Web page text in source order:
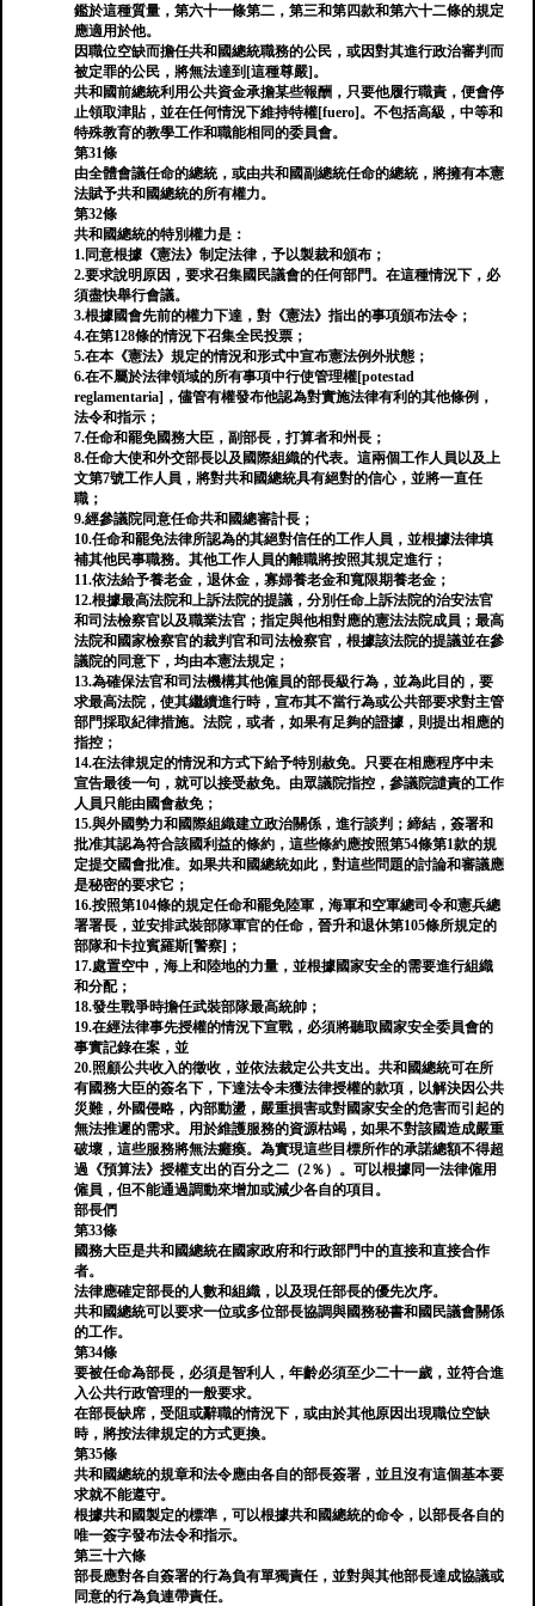
鑑於這種質量，第六十一條第二，第三和第四款和第六十二條的規定
應適用於他。
因職位空缺而擔任共和國總統職務的公民，或因對其進行政治審判而
被定罪的公民，將無法達到[這種尊嚴]。
共和國前總統利用公共資金承擔某些報酬，只要他履行職責，便會停
止領取津貼，並在任何情況下維持特權[fuero]。不包括高級，中等和
特殊教育的教學工作和職能相同的委員會。
第31條
由全體會議任命的總統，或由共和國副總統任命的總統，將擁有本憲
法賦予共和國總統的所有權力。
第32條
共和國總統的特別權力是：
1.同意根據《憲法》制定法律，予以製裁和頒布；
2.要求說明原​​因，要求召集國民議會的任何部門。在這種情況下，必
須盡快舉行會議。
3.根據國會先前的權力下達，對《憲法》指出的事項頒布法令；
4.在第128條的情況下召集全民投票；
5.在本《憲法》規定的情況和形式中宣布憲法例外狀態；
6.在不屬於法律領域的所有事項中行使管理權[potestad
reglamentaria]，儘管有權發布他認為對實施法律有利的其他條例，
法令和指示；
7.任命和罷免國務大臣，副部長，打算者和州長；
8.任命大使和外交部長以及國際組織的代表。這兩個工作人員以及上
文第7號工作人員，將對共和國總統具有絕對的信心，並將一直任
職；
9.經參議院同意任命共和國總審計長；
10.任命和罷免法律所認為的其絕對信任的工作人員，並根據法律填
補其他民事職務。其他工作人員的離職將按照其規定進行；
11.依法給予養老金，退休金，寡婦養老金和寬限期養老金；
12.根據最高法院和上訴法院的提議，分別任命上訴法院的治安法官
和司法檢察官以及職業法官；指定與他相對應的憲法法院成員；最高
法院和國家檢察官的裁判官和司法檢察官，根據該法院的提議並在參
議院的同意下，均由本憲法規定；
13.為確保法官和司法機構其他僱員的部長級行為，並為此目的，要
求最高法院，使其繼續進行時，宣布其不當行為或公共部要求對主管
部門採取紀律措施。法院，或者，如果有足夠的證據，則提出相應的
指控；
14.在法律規定的情況和方式下給予特別赦免。只要在相應程序中未
宣告最後一句，就可以接受赦免。由眾議院指控，參議院譴責的工作
人員只能由國會赦免；
15.與外國勢力和國際組織建立政治關係，進行談判；締結，簽署和
批准其認為符合該國利益的條約，這些條約應按照第54條第1款的規
定提交國會批准。如果共和國總統如此，對這些問題的討論和審議應
是秘密的要求它；
16.按照第104條的規定任命和罷免陸軍，海軍和空軍總司令和憲兵總
署署長，並安排武裝部隊軍官的任命，晉升和退休第105條所規定的
部隊和卡拉賓羅斯[警察]；
17.處置空中，海上和陸地的力量，並根據國家安全的需要進行組織
和分配；
18.發生戰爭時擔任武裝部隊最高統帥；
19.在經法律事先授權的情況下宣戰，必須將聽取國家安全委員會的
事實記錄在案，並
20.照顧公共收入的徵收，並依法裁定公共支出。共和國總統可在所
有國務大臣的簽名下，下達法令未獲法律授權的款項，以解決因公共
災難，外國侵略，內部動盪，嚴重損害或對國家安全的危害而引起的
無法推遲的需求。用於維護服務的資源枯竭，如果不對該國造成嚴重
破壞，這些服務將無法癱瘓。為實現這些目標所作的承諾總額不得超
過《預算法》授權支出的百分之二（2％）。可以根據同一法律僱用
僱員，但不能通過調動來增加或減少各自的項目。
部長們
第33條
國務大臣是共和國總統在國家政府和行政部門中的直接和直接合作
者。
法律應確定部長的人數和組織，以及現任部長的優先次序。
共和國總統可以要求一位或多位部長協調與國務秘書和國民議會關係
的工作。
第34條
要被任命為部長，必須是智利人，年齡必須至少二十一歲，並符合進
入公共行政管理的一般要求。
在部長缺席，受阻或辭職的情況下，或由於其他原因出現職位空缺
時，將按法律規定的方式更換。
第35條
共和國總統的規章和法令應由各自的部長簽署，並且沒有這個基本要
求就不能遵守。
根據共和國製定的標準，可以根據共和國總統的命令，以部長各自的
唯一簽字發布法令和指示。
第三十六條
部長應對各自簽署的行為負有單獨責任，並對與其他部長達成協議或
同意的行為負連帶責任。